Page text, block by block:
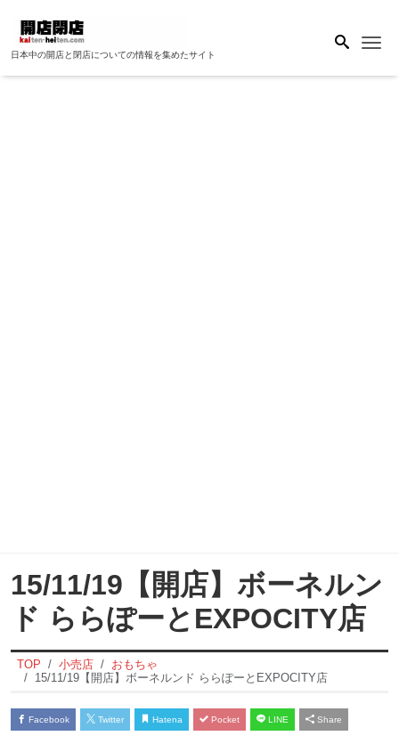
日本中の開店と閉店についての情報を集めたサイト
15/11/19【開店】ボーネルン
ド ららぽーとEXPOCITY店
TOP 小売店
おもちゃ
15/11/19【開店】ボーネルンド ららぽーとEXPOCITY店
Facebook Twitter Hatena Pocket LINE Share